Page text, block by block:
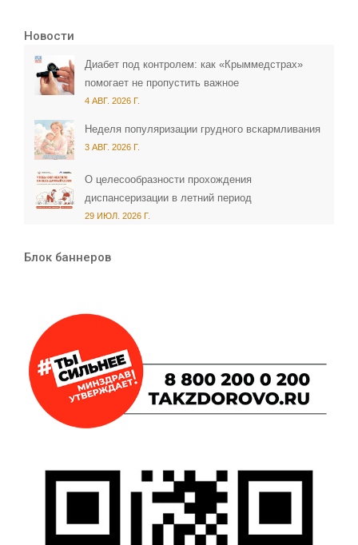
Новости
Диабет под контролем: как «Крыммедстрах»
помогает не пропустить важное
4 АВГ. 2026 Г.
Неделя популяризации грудного вскармливания
3 АВГ. 2026 Г.
О целесообразности прохождения
диспансеризации в летний период
29 ИЮЛ. 2026 Г.
Блок баннеров